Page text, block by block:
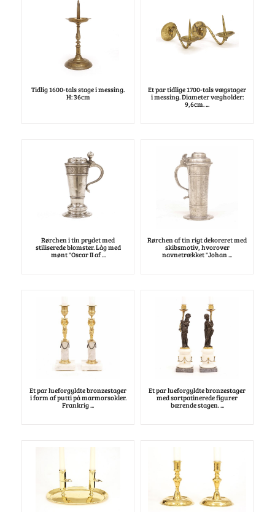
Tidlig 1600-tals stage i messing.
H: 36cm
Et par tidlige 1700-tals vægstager
i messing. Diameter vægholder:
9,6cm. ...
Rørchen i tin prydet med
stiliserede blomster. Låg med
mønt "Oscar II af ...
Rørchen af tin rigt dekoreret med
skibsmotiv, hvorover
navnetrækket "Johan ...
Et par lueforgyldte bronzestager
i form af putti på marmorsokler.
Frankrig ...
Et par lueforgyldte bronzestager
med sortpatinerede figurer
bærende stagen. ...